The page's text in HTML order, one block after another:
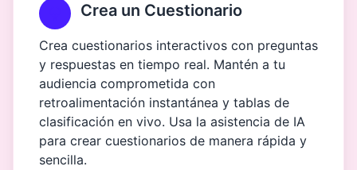
Crea un Cuestionario
Crea cuestionarios interactivos con preguntas
y respuestas en tiempo real. Mantén a tu
audiencia comprometida con
retroalimentación instantánea y tablas de
clasificación en vivo. Usa la asistencia de IA
para crear cuestionarios de manera rápida y
sencilla.